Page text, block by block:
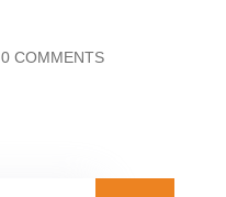
0 COMMENTS